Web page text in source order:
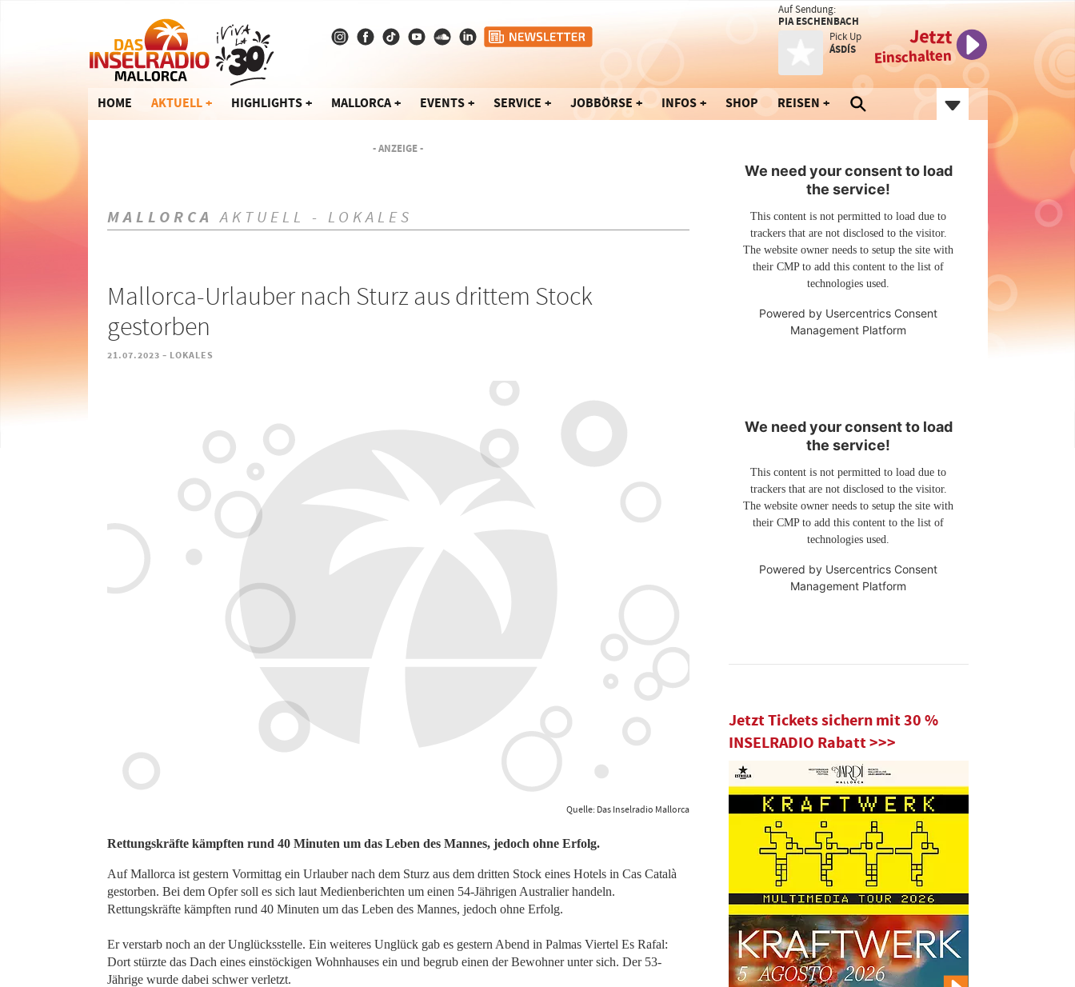
Auf Sendung:
PIA ESCHENBACH
Pick Up
ÁSDÍS
Jetzt
Einschalten
HOME AKTUELL HIGHLIGHTS MALLORCA EVENTS SERVICE JOBBÖRSE INFOS SHOP REISEN
- ANZEIGE -
MALLORCA AKTUELL - LOKALES
Mallorca-Urlauber nach Sturz aus drittem Stock
gestorben
21.07.2023 - LOKALES
Quelle: Das Inselradio Mallorca
Rettungskräfte kämpften rund 40 Minuten um das Leben des Mannes, jedoch ohne Erfolg.
Auf Mallorca ist gestern Vormittag ein Urlauber nach dem Sturz aus dem dritten Stock eines Hotels in Cas Català
gestorben. Bei dem Opfer soll es sich laut Medienberichten um einen 54-Jährigen Australier handeln.
Rettungskräfte kämpften rund 40 Minuten um das Leben des Mannes, jedoch ohne Erfolg.
Er verstarb noch an der Unglücksstelle. Ein weiteres Unglück gab es gestern Abend in Palmas Viertel Es Rafal:
Dort stürzte das Dach eines einstöckigen Wohnhauses ein und begrub einen der Bewohner unter sich. Der 53-
Jährige wurde dabei schwer verletzt.
We need your consent to load
the service!
This content is not permitted to load due to
trackers that are not disclosed to the visitor.
The website owner needs to setup the site with
their CMP to add this content to the list of
technologies used.
Powered by Usercentrics Consent
Management Platform
We need your consent to load
the service!
This content is not permitted to load due to
trackers that are not disclosed to the visitor.
The website owner needs to setup the site with
their CMP to add this content to the list of
technologies used.
Powered by Usercentrics Consent
Management Platform
Jetzt Tickets sichern mit 30 %
INSELRADIO Rabatt >>>